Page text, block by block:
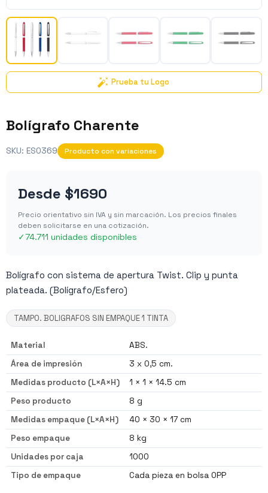
Prueba tu Logo
Bolígrafo Charente
SKU: ES0369 Producto con variaciones
Desde $1690
Precio orientativo sin IVA y sin marcación. Los precios finales
deben solicitarse en una cotización.
✓74.711 unidades disponibles
Bolígrafo con sistema de apertura Twist. Clip y punta
plateada. (Bolígrafo/Esfero)
TAMPO. BOLIGRAFOS SIN EMPAQUE 1 TINTA
Material
ABS.
Área de impresión
3 x 0,5 cm.
Medidas producto (L×A×H)
1 × 1 × 14.5 cm
Peso producto
8 g
Medidas empaque (L×A×H)
40 × 30 × 17 cm
Peso empaque
8 kg
Unidades por caja
1000
Tipo de empaque
Cada pieza en bolsa OPP